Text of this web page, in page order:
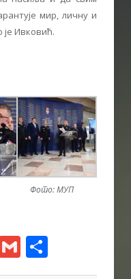
мир, личну и
је Ивковић.
Фото: МУП
Gmail